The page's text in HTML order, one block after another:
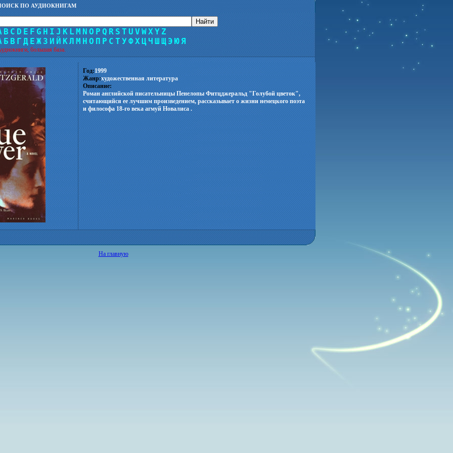
ПО АУДИОКНИГАМ
B C D E F G H I J K L M N O P Q R S T U V WXYZ
Б В Г Д Е Ж З И Й КЛ М Н О П Р С Т УФХ ЦЧ Ш Щ Э ЮЯ
большая база.
Год:1999
Жанр:художественная литература
Описание:
Роман английской писательницы Пенелопы Фитцджеральд "Голубой цветок",
считающийся ее лучшим произведением, рассказывает о жизни немецкого поэта
и философа 18-го века агмуй Новалиса .
На главную